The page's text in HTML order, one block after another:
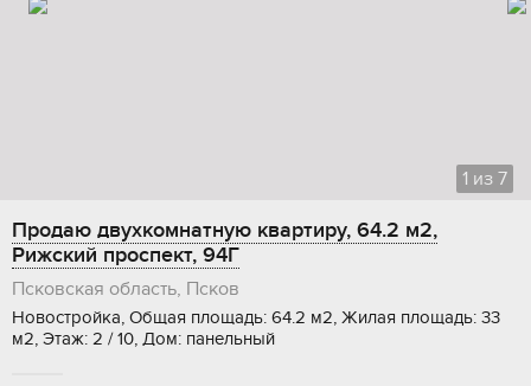
1 из 7
Продаю двухкомнатную квартиру, 64.2 м2,
Рижский проспект, 94Г
Псковская область, Псков
Новостройка, Общая площадь: 64.2 м2, Жилая площадь: 33
м2, Этаж: 2 / 10, Дом: панельный